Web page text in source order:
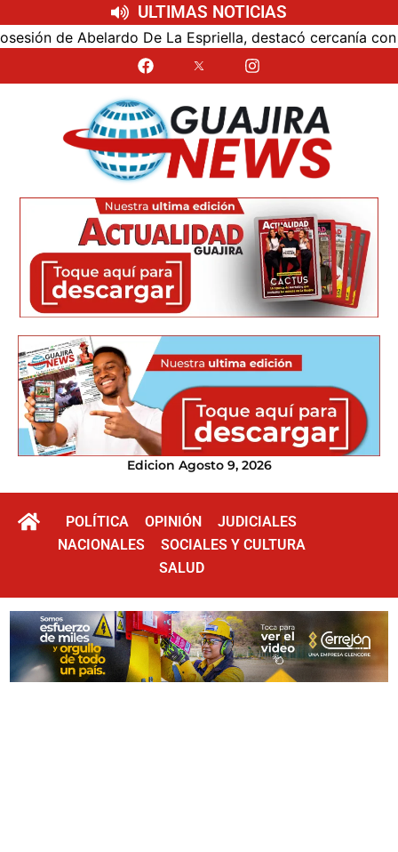
ULTIMAS NOTICIAS
de Abelardo De La Espriella, destacó cercanía con el
Edicion Agosto 9, 2026
POLÍTICA OPINIÓN
JUDICIALES
NACIONALES
SOCIALES Y CULTURA
SALUD